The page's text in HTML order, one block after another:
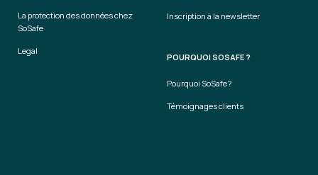
La protection des données chez
SoSafe
Legal
Inscription à la newsletter
POURQUOI SOSAFE ?
Pourquoi SoSafe ?
Témoignages clients